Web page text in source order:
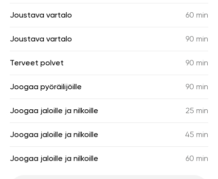
Joustava vartalo 60 min
Joustava vartalo 90 min
Terveet polvet 90 min
Joogaa pyöräilijöille 90 min
Joogaa jaloille ja nilkoille 25 min
Joogaa jaloille ja nilkoille 45 min
Joogaa jaloille ja nilkoille 60 min